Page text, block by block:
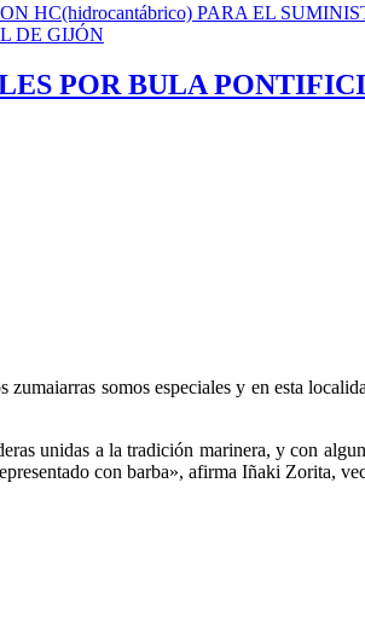
HC(hidrocantábrico) PARA EL
DE GIJÓN
POR BULA
somos especiales y en esta
unidas a la tradición marinera, y con
con barba», afirma Iñaki Zorita,